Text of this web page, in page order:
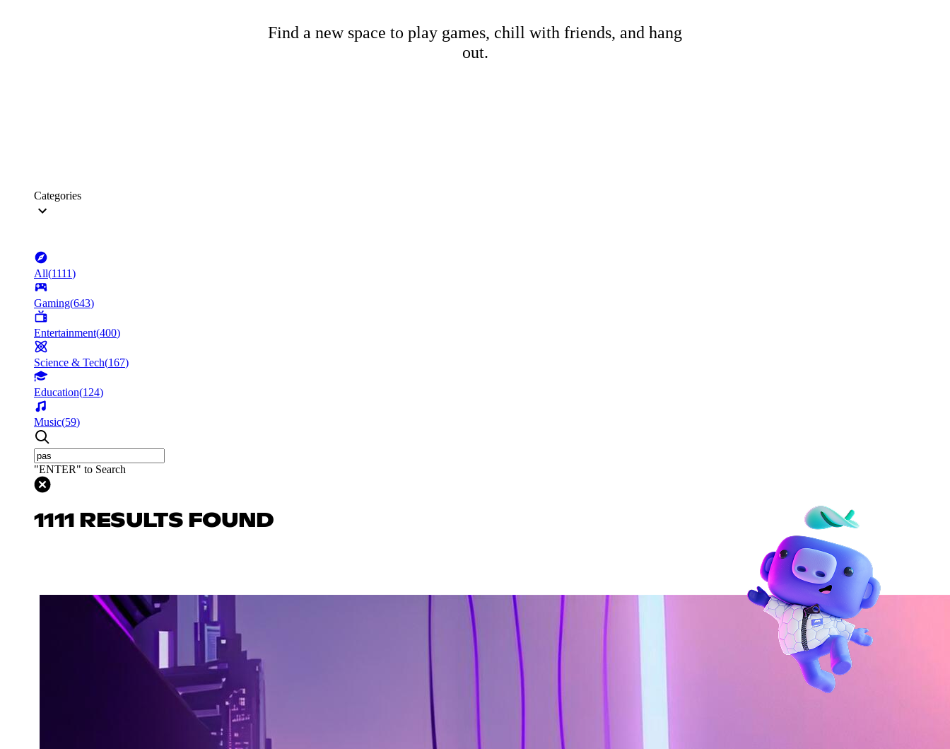
Find a new space to play games, chill with friends, and hang
out.
Categories
All(1111)
Gaming(643)
Entertainment(400)
Science & Tech(167)
Education(124)
Music(59)
"ENTER" to Search
1111 RESULTS FOUND